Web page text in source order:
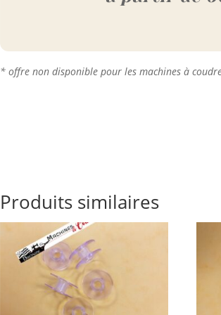
* offre non disponible pour les machines à
Produits similaires